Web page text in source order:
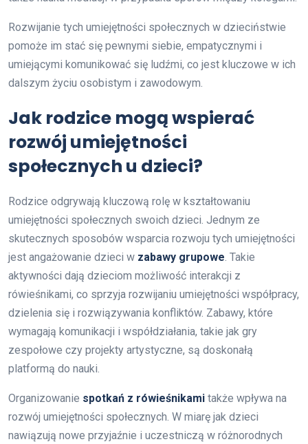
Rozwijanie tych umiejętności społecznych w dzieciństwie
pomoże im stać się pewnymi siebie, empatycznymi i
umiejącymi komunikować się ludźmi, co jest kluczowe w ich
dalszym życiu osobistym i zawodowym.
Jak rodzice mogą wspierać
rozwój umiejętności
społecznych u dzieci?
Rodzice odgrywają kluczową rolę w kształtowaniu
umiejętności społecznych swoich dzieci. Jednym ze
skutecznych sposobów wsparcia rozwoju tych umiejętności
jest angażowanie dzieci w zabawy grupowe. Takie
aktywności dają dzieciom możliwość interakcji z
rówieśnikami, co sprzyja rozwijaniu umiejętności współpracy,
dzielenia się i rozwiązywania konfliktów. Zabawy, które
wymagają komunikacji i współdziałania, takie jak gry
zespołowe czy projekty artystyczne, są doskonałą
platformą do nauki.
Organizowanie spotkań z rówieśnikami także wpływa na
rozwój umiejętności społecznych. W miarę jak dzieci
nawiązują nowe przyjaźnie i uczestniczą w różnorodnych